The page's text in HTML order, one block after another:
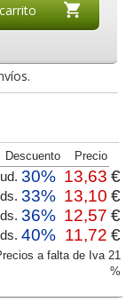
a falta de Iva 21
%
Descuento Precio
ud. 30% 13,63 €
33% 13,10 €
36% 12,57 €
40% 11,72 €